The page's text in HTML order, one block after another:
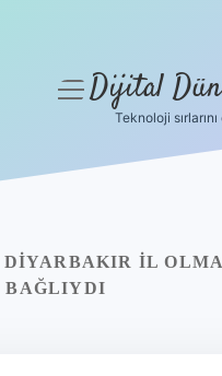
menüyüDijital
Teknoloji
DIYARBAKIR IL
BAĞLIYDI